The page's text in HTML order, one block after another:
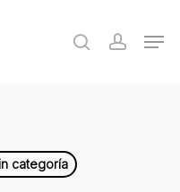
search
categoría